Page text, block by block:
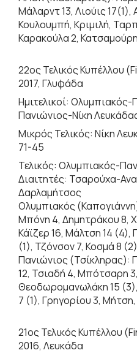
Μάλαρντ 13, Λιούις
Κουλουμπή, Κριμιλή,
Καρακούλα 2,
22ος Τελικός Κυπέλλου
2017, Γλυφάδα
Ημιτελικοί:
Πανιώνιος-Νίκη
Μικρός Τελικός: Νίκη
71-45
Τελικός: Ολυμπιακός-
Διαιτητές: Τσαρούχα-
Δαρλαμήτσος
Ολυμπιακός
Μπόνη 4, Δημητράκου 8,
Κάϊζερ 16, Μάλτση 14 (4),
(1), Τζόνσον 7, Κοσμά 8
Πανιώνιος (Τσίκληρας):
12, Τσιαδή 4, Μπότσαρη
Θεοδωρομανωλάκη 15
7 (1), Γρηγορίου 3,
21ος Τελικός Κυπέλλου
2016, Λευκάδα